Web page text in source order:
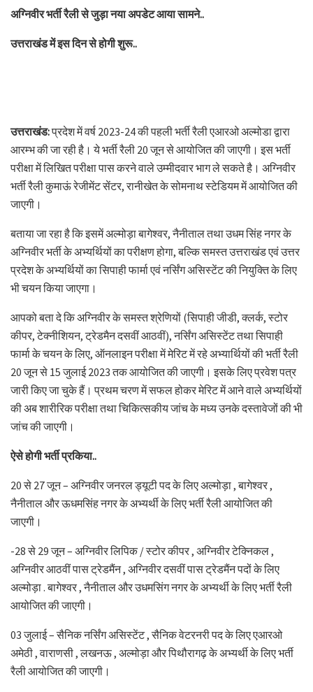
अग्निवीर भर्ती रैली से जुड़ा नया अपडेट आया सामने..
उत्तराखंड में इस दिन से होगी शुरू..
उत्तराखंड:प्रदेश में वर्ष 2023-24 की पहली भर्ती रैली एआरओ अल्मोडा द्वारा
आरम्भ की जा रही है। ये भर्ती रैली 20 जून से आयोजित की जाएगी। इस भर्ती
परीक्षा में लिखित परीक्षा पास करने वाले उम्मीदवार भाग ले सकते है। अग्निवीर
भर्ती रैली कुमाऊं रेजीमेंट सेंटर, रानीखेत के सोमनाथ स्टेडियम में आयोजित की
जाएगी।
बताया जा रहा है कि इसमें अल्मोड़ा बागेश्वर, नैनीताल तथा उधम सिंह नगर के
अग्निवीर भर्ती के अभ्यर्थियों का परीक्षण होगा, बल्कि समस्त उत्तराखंड एवं उत्तर
प्रदेश के अभ्यर्थियों का सिपाही फार्मा एवं नर्सिंग असिस्टेंट की नियुक्ति के लिए
भी चयन किया जाएगा।
आपको बता दे कि अग्निवीर के समस्त श्रेणियों (सिपाही जीडी, क्लर्क, स्टोर
कीपर, टेक्नीशियन, ट्रेडमैन दसवीं आठवीं), नर्सिंग असिस्टेंट तथा सिपाही
फार्मा के चयन के लिए, ऑनलाइन परीक्षा में मेरिट में रहे अभ्यार्थियों की भर्ती रैली
20 जून से 15 जुलाई 2023 तक आयोजित की जाएगी। इसके लिए प्रवेश पत्र
जारी किए जा चुके हैं। प्रथम चरण में सफल होकर मेरिट में आने वाले अभ्यर्थियों
की अब शारीरिक परीक्षा तथा चिकित्सकीय जांच के मध्य उनके दस्तावेजों की भी
जांच की जाएगी।
ऐसे होगी भर्ती प्रकिया..
20 से 27 जून – अग्निवीर जनरल ड्यूटी पद के लिए अल्मोड़ा , बागेश्वर ,
नैनीताल और ऊधमसिंह नगर के अभ्यर्थी के लिए भर्ती रैली आयोजित की
जाएगी।
-28 से 29 जून – अग्निवीर लिपिक / स्टोर कीपर , अग्निवीर टेक्निकल ,
अग्निवीर आठवीं पास ट्रेडमैंन , अग्निवीर दसवीं पास ट्रेडमैंन पदों के लिए
अल्मोड़ा . बागेश्वर , नैनीताल और उधमसिंग नगर के अभ्यर्थी के लिए भर्ती रैली
आयोजित की जाएगी।
03 जुलाई – सैनिक नर्सिंग असिस्टेंट , सैनिक वेटरनरी पद के लिए एआरओ
अमेठी , वाराणसी , लखनऊ , अल्मोड़ा और पिथौरागढ़ के अभ्यर्थी के लिए भर्ती
रैली आयोजित की जाएगी।